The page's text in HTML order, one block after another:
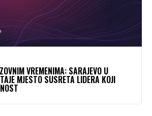
VREMENIMA: SARAJEVO U
MJESTO SUSRETA LIDERA KOJI